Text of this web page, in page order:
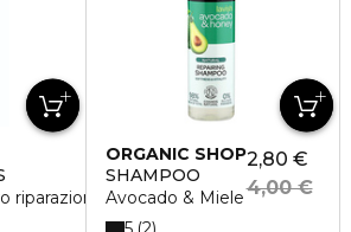
riparazione accelerata
ORGANIC SHOP
SHAMPOO
Avocado & Miele
2,80 €
4,00 €